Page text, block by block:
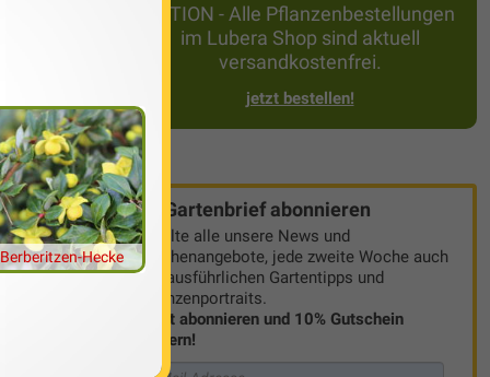
AKTION - Alle Pflanzenbestellungen
im Lubera Shop sind aktuell
versandkostenfrei.
jetzt bestellen!
Gartenbrief abonnieren
Erhalte alle unsere News und
Wochenangebote, jede zweite Woche auch
mit ausführlichen Gartentipps und
Pflanzenportraits.
Jetzt abonnieren und 10% Gutschein
sichern!
Berberitzen-Hecke